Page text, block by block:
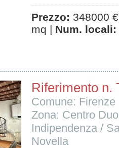
Prezzo: 348000
mq | Num. locali:
Riferimento n.
Comune: Firenze
Zona: Centro
Indipendenza /
Novella